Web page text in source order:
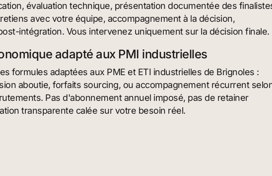
évaluation technique, présentation documentée des
avec votre équipe, accompagnement à la décision,
intégration. Vous intervenez uniquement sur la décision finale.
adapté aux PMI industrielles
formules adaptées aux PME et ETI industrielles de Brignoles :
aboutie, forfaits sourcing, ou accompagnement récurrent
Pas d'abonnement annuel imposé, pas de retainer
transparente calée sur votre besoin réel.